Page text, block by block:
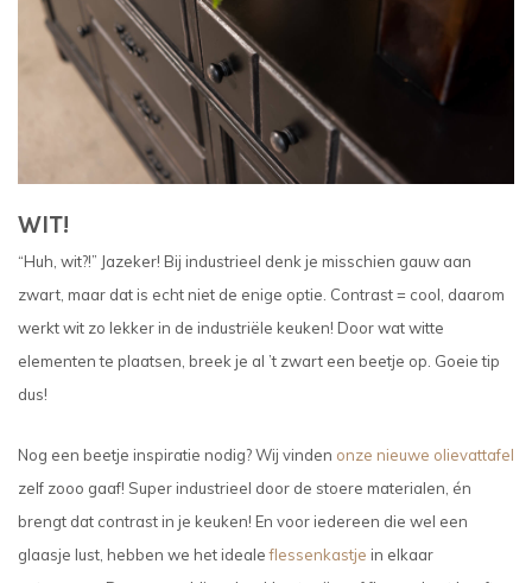
WIT!
“Huh, wit?!” Jazeker! Bij industrieel denk je misschien gauw aan
zwart, maar dat is echt niet de enige optie. Contrast = cool, daarom
werkt wit zo lekker in de industriële keuken! Door wat witte
elementen te plaatsen, breek je al ’t zwart een beetje op. Goeie tip
dus!
Nog een beetje inspiratie nodig? Wij vinden onze nieuwe olievattafel
zelf zooo gaaf! Super industrieel door de stoere materialen, én
brengt dat contrast in je keuken! En voor iedereen die wel een
glaasje lust, hebben we het idealeflessenkastje in elkaar